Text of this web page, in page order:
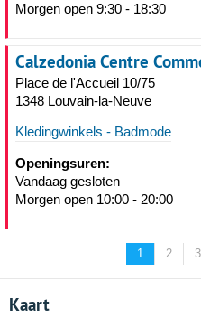
Morgen open 9:30 - 18:30
Calzedonia Centre
Place de l'Accueil 10/75
1348 Louvain-la-Neuve
Kledingwinkels - Badmode
Openingsuren:
Vandaag gesloten
Morgen open 10:00 - 20:00
1 2 3
Kaart